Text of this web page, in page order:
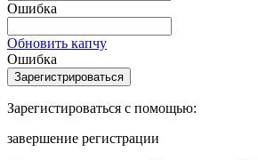
Ошибка
Обновить капчу
Ошибка
Зарегистироваться с помощью:
завершение регистрации